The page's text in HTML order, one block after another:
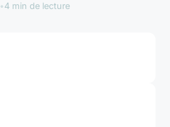
•4 min de lecture